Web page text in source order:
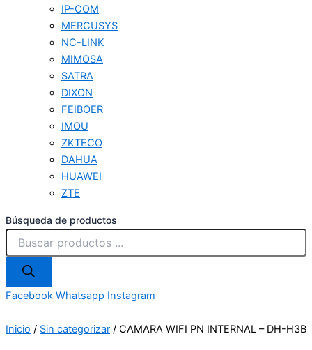
IP-COM
MERCUSYS
NC-LINK
MIMOSA
SATRA
DIXON
FEIBOER
IMOU
ZKTECO
DAHUA
HUAWEI
ZTE
Búsqueda de productos
Facebook Whatsapp Instagram
Inicio / Sin categorizar / CAMARA WIFI PN INTERNAL – DH-H3B